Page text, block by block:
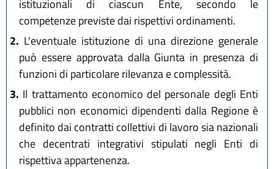
L.R. 12 marzo 2015 n. 1
L.R. 30 aprile 2015 n. 2
L.R. 30 luglio 2015, n. 13
L.R. 29 dicembre 2015, n. 22
L.R. 9 maggio 2016, n. 7
L.R. 29 luglio 2016, n. 13
L.R. 25 novembre 2016, n. 21
L.R. 20 dicembre 2018, n. 21
istituzionali di ciascun Ente, secondo le
competenze previste dai rispettivi ordinamenti.
2. L'eventuale istituzione di una direzione generale
può essere approvata dalla Giunta in presenza di
funzioni di particolare rilevanza e complessità.
3. Il trattamento economico del personale degli Enti
pubblici non economici dipendenti dalla Regione è
definito dai contratti collettivi di lavoro sia nazionali
che decentrati integrativi stipulati negli Enti di
rispettiva appartenenza.